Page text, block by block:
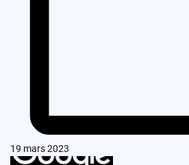
19 mars 2023